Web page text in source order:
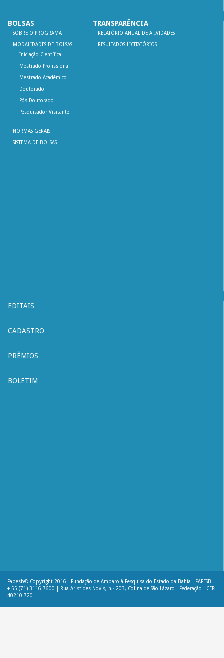
BOLSAS
SOBRE O PROGRAMA
MODALIDADES DE BOLSAS
Iniciação Científica
Mestrado Profissional
Mestrado Acadêmico
Doutorado
Pós-Doutorado
Pesquisador Visitante
NORMAS GERAIS
SISTEMA DE BOLSAS
TRANSPARÊNCIA
RELATÓRIO ANUAL DE ATIVIDADES
RESULTADOS LICITATÓRIOS
EDITAIS
CADASTRO
PRÊMIOS
BOLETIM
Fapesb© Copyright 2016 - Fundação de Amparo à Pesquisa do Estado da Bahia - FAPESB
+ 55 (71) 3116-7600 | Rua Aristides Novis, n.º 203, Colina de São Lázaro - Federação - CEP:
40210-720